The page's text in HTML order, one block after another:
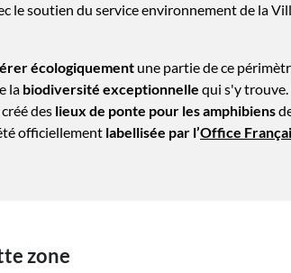
le soutien du service environnement de la
écologiquement une partie de ce
la biodiversité exceptionnelle qui s'y trouve.
des lieux de ponte pour les amphibiens
officiellement labellisée par l’Office
zone